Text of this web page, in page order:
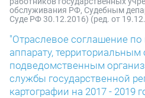
обслуживания РФ, Судебным
Суде РФ 30.12.2016) (ред. от
"Отраслевое соглашение
аппарату, территориальным
подведомственным
службы государственной
картографии на 2017 - 2019